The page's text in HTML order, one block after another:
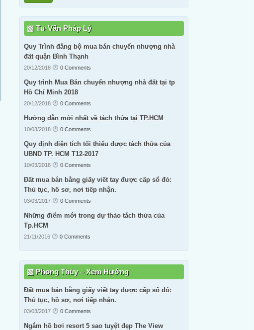
Tư Vấn Pháp Lý
Quy Trình đăng bộ mua bán chuyển nhượng nhà
đất quận Bình Thạnh
20/12/2018 0 Comments
Quy trình Mua Bán chuyển nhượng nhà đất tại tp
Hồ Chí Minh 2018
20/12/2018 0 Comments
Hướng dẫn mới nhất về tách thửa tại TP.HCM
10/03/2018 0 Comments
Quy định diện tích tối thiểu được tách thửa của
UBND TP. HCM T12-2017
10/03/2018 0 Comments
Đất mua bán bằng giấy viết tay được cấp sổ đỏ:
Thủ tục, hồ sơ, nơi tiếp nhận.
03/03/2017 0 Comments
Những điểm mới trong dự thảo tách thửa của
Tp.HCM
21/11/2016 0 Comments
Phong Thủy – Xem Hướng
Đất mua bán bằng giấy viết tay được cấp sổ đỏ:
Thủ tục, hồ sơ, nơi tiếp nhận.
03/03/2017 0 Comments
Ngắm hồ bơi resort 5 sao tuyệt đẹp The View